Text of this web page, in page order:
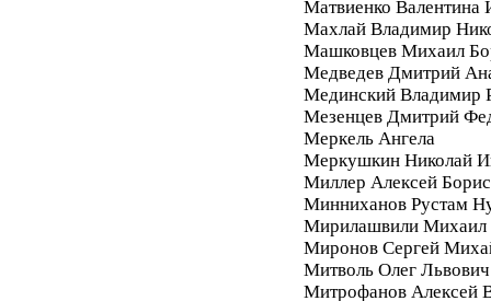
Матвиенко Валентина
Махлай Владимир
Машковцев Михаил
Медведев Дмитрий
Мединский Владимир
Мезенцев Дмитрий
Меркель Ангела
Меркушкин Николай
Миллер Алексей
Минниханов Рустам
Мирилашвили Михаил
Миронов Сергей
Митволь Олег Львович
Митрофанов Алексей